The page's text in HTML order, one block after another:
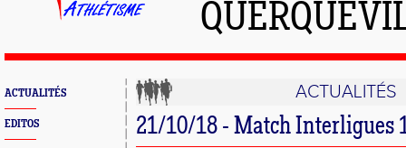
ACTUALITÉS
EDITOS
ACTUALITÉS
21/10/18 - Match Interligues